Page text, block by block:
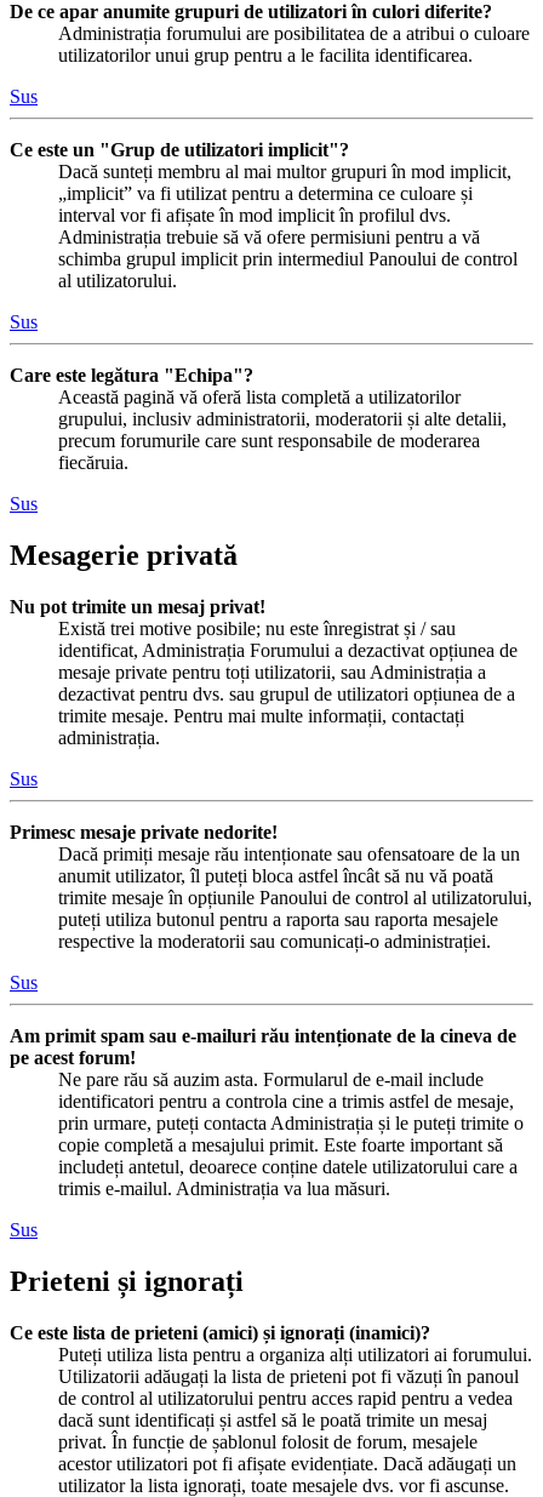
De ce apar anumite grupuri de utilizatori în culori diferite?
Administrația forumului are posibilitatea de a atribui o culoare
utilizatorilor unui grup pentru a le facilita identificarea.
Sus
Ce este un "Grup de utilizatori implicit"?
Dacă sunteți membru al mai multor grupuri în mod implicit,
„implicit” va fi utilizat pentru a determina ce culoare și
interval vor fi afișate în mod implicit în profilul dvs.
Administrația trebuie să vă ofere permisiuni pentru a vă
schimba grupul implicit prin intermediul Panoului de control
al utilizatorului.
Sus
Care este legătura "Echipa"?
Această pagină vă oferă lista completă a utilizatorilor
grupului, inclusiv administratorii, moderatorii și alte detalii,
precum forumurile care sunt responsabile de moderarea
fiecăruia.
Sus
Mesagerie privată
Nu pot trimite un mesaj privat!
Există trei motive posibile; nu este înregistrat și / sau
identificat, Administrația Forumului a dezactivat opțiunea de
mesaje private pentru toți utilizatorii, sau Administrația a
dezactivat pentru dvs. sau grupul de utilizatori opțiunea de a
trimite mesaje. Pentru mai multe informații, contactați
administrația.
Sus
Primesc mesaje private nedorite!
Dacă primiți mesaje rău intenționate sau ofensatoare de la un
anumit utilizator, îl puteți bloca astfel încât să nu vă poată
trimite mesaje în opțiunile Panoului de control al utilizatorului,
puteți utiliza butonul pentru a raporta sau raporta mesajele
respective la moderatorii sau comunicați-o administrației.
Sus
Am primit spam sau e-mailuri rău intenționate de la cineva de
pe acest forum!
Ne pare rău să auzim asta. Formularul de e-mail include
identificatori pentru a controla cine a trimis astfel de mesaje,
prin urmare, puteți contacta Administrația și le puteți trimite o
copie completă a mesajului primit. Este foarte important să
includeți antetul, deoarece conține datele utilizatorului care a
trimis e-mailul. Administrația va lua măsuri.
Sus
Prieteni și ignorați
Ce este lista de prieteni (amici) și ignorați (inamici)?
Puteți utiliza lista pentru a organiza alți utilizatori ai forumului.
Utilizatorii adăugați la lista de prieteni pot fi văzuți în panoul
de control al utilizatorului pentru acces rapid pentru a vedea
dacă sunt identificați și astfel să le poată trimite un mesaj
privat. În funcție de șablonul folosit de forum, mesajele
acestor utilizatori pot fi afișate evidențiate. Dacă adăugați un
utilizator la lista ignorați, toate mesajele dvs. vor fi ascunse.